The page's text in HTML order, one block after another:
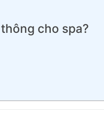
cho spa?